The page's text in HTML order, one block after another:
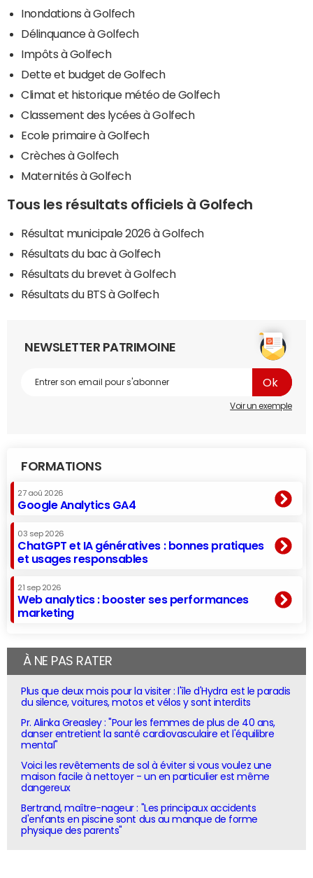
Inondations à Golfech
Délinquance à Golfech
Impôts à Golfech
Dette et budget de Golfech
Climat et historique météo de Golfech
Classement des lycées à Golfech
Ecole primaire à Golfech
Crèches à Golfech
Maternités à Golfech
Tous les résultats officiels à Golfech
Résultat municipale 2026 à Golfech
Résultats du bac à Golfech
Résultats du brevet à Golfech
Résultats du BTS à Golfech
NEWSLETTER PATRIMOINE
Voir un exemple
FORMATIONS
27 aoû 2026
Google Analytics GA4
03 sep 2026
ChatGPT et IA génératives : bonnes pratiques
et usages responsables
21 sep 2026
Web analytics : booster ses performances
marketing
À NE PAS RATER
Plus que deux mois pour la visiter : l'île d'Hydra est le paradis
du silence, voitures, motos et vélos y sont interdits
Pr. Alinka Greasley : "Pour les femmes de plus de 40 ans,
danser entretient la santé cardiovasculaire et l'équilibre
mental"
Voici les revêtements de sol à éviter si vous voulez une
maison facile à nettoyer - un en particulier est même
dangereux
Bertrand, maître-nageur : "Les principaux accidents
d'enfants en piscine sont dus au manque de forme
physique des parents"